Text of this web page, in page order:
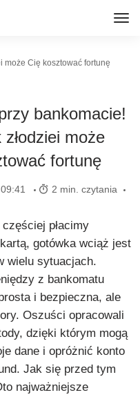
może Cię kosztować fortunę
bankomacie!
może
fortunę
2 min. czytania
płacimy
gotówka wciąż jest
wielu sytuacjach.
z bankomatu
i bezpieczna, ale
Oszuści opracowali
dzięki którym mogą
dane i opróżnić konto
Jak się przed tym
najważniejsze